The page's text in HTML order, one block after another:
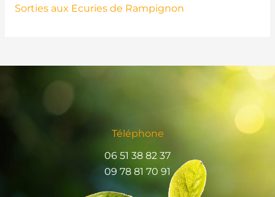
Sorties aux Ecuries de Rampignon
Téléphone
06 51 38 82 37
09 78 81 70 91